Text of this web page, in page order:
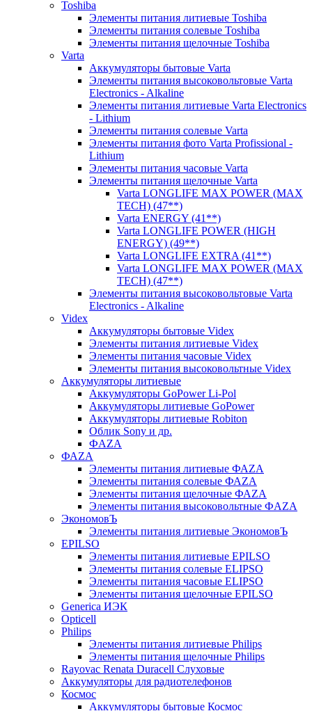
Toshiba
Элементы питания литиевые Toshiba
Элементы питания солевые Toshiba
Элементы питания щелочные Toshiba
Varta
Аккумуляторы бытовые Varta
Элементы питания высоковольтовые Varta
Electronics - Alkaline
Элементы питания литиевые Varta Electronics
- Lithium
Элементы питания солевые Varta
Элементы питания фото Varta Profissional -
Lithium
Элементы питания часовые Varta
Элементы питания щелочные Varta
Varta LONGLIFE MAX POWER (MAX
TECH) (47**)
Varta ENERGY (41**)
Varta LONGLIFE POWER (HIGH
ENERGY) (49**)
Varta LONGLIFE EXTRA (41**)
Varta LONGLIFE MAX POWER (MAX
TECH) (47**)
Элементы питания высоковольтовые Varta
Electronics - Alkaline
Videx
Аккумуляторы бытовые Videx
Элементы питания литиевые Videx
Элементы питания часовые Videx
Элементы питания высоковольтные Videx
Аккумуляторы литиевые
Аккумуляторы GoPower Li-Pol
Аккумуляторы литиевые GoPower
Аккумуляторы литиевые Robiton
Облик Sony и др.
ФAZA
ФАZA
Элементы питания литиевые ФАZА
Элементы питания солевые ФАZА
Элементы питания щелочные ФАZА
Элементы питания высоковольтные ФAZA
ЭкономовЪ
Элементы питания литиевые ЭкономовЪ
EPILSO
Элементы питания литиевые EPILSO
Элементы питания солевые ELIPSO
Элементы питания часовые ELIPSO
Элементы питания щелочные EPILSO
Generica ИЭК
Opticell
Philips
Элементы питания литиевые Philips
Элементы питания щелочные Philips
Rayovac Renata Duracell Слуховые
Аккумуляторы для радиотелефонов
Космос
Аккумуляторы бытовые Космос